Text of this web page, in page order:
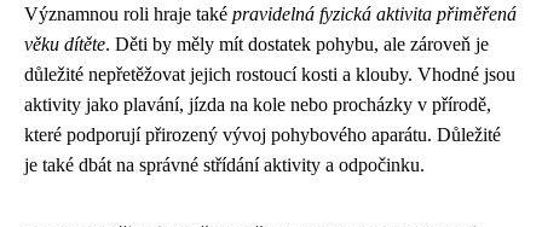
Významnou roli hraje také pravidelná fyzická aktivita přiměřená
věku dítěte. Děti by měly mít dostatek pohybu, ale zároveň je
důležité nepřetěžovat jejich rostoucí kosti a klouby. Vhodné jsou
aktivity jako plavání, jízda na kole nebo procházky v přírodě,
které podporují přirozený vývoj pohybového aparátu. Důležité
je také dbát na správné střídání aktivity a odpočinku.